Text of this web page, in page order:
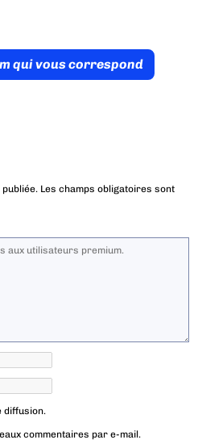
qui vous correspond
Les champs obligatoires sont
diffusion.
commentaires par e-mail.